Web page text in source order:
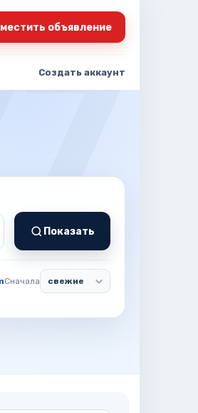
объявление
Создать аккаунт
Показать
Сначала